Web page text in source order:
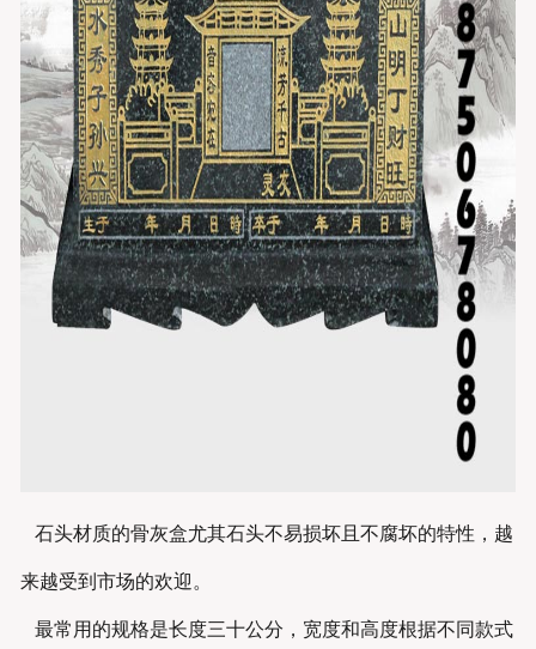
石头材质的骨灰盒尤其石头不易损坏且不腐坏的特性，越
来越受到市场的欢迎。
最常用的规格是长度三十公分，宽度和高度根据不同款式